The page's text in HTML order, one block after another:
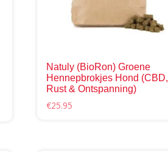
Natuly (BioRon) Groene
Hennepbrokjes Hond (CBD,
Rust & Ontspanning)
€25.95